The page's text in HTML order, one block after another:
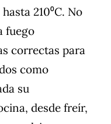
210⁰C. No
fuego
correctas para
como
su
desde freír,